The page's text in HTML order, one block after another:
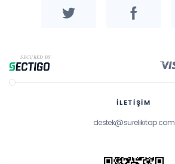
İLETİŞİM
destek@surelikitap.com